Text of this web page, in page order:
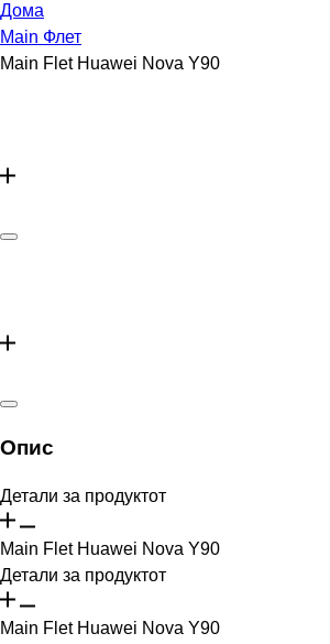
Дома
Main Флет
Main Flet Huawei Nova Y90
Опис
Детали за продуктот
Main Flet Huawei Nova Y90
Детали за продуктот
Main Flet Huawei Nova Y90